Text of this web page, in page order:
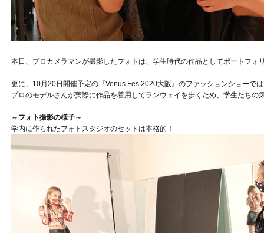
本日、プロカメラマンが撮影したフォトは、学生時代の作品としてポートフォ
更に、10月20日開催予定の『Venus Fes 2020大阪』のファッションショーでは
プロのモデルさんが実際に作品を着用してランウェイを歩くため、学生たちの
～フォト撮影の様子～
学内に作られたフォトスタジオのセットは本格的！